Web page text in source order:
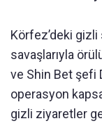
Körfez’deki gizli
savaşlarıyla
ve Shin Bet şefi
operasyon
gizli ziyaretler